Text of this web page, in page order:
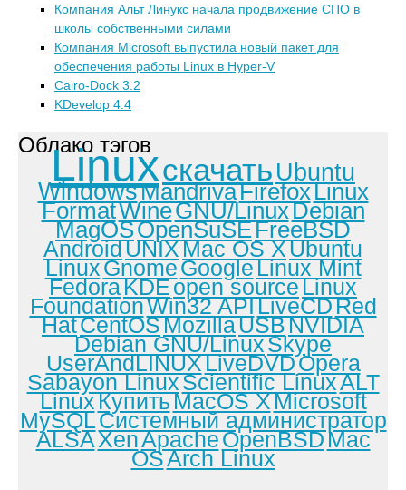
Компания Альт Линукс начала продвижение СПО в
школы собственными силами
Компания Microsoft выпустила новый пакет для
обеспечения работы Linux в Hyper-V
Cairo-Dock 3.2
KDevelop 4.4
Облако тэгов
Linuxскачать Ubuntu
WindowsMandrivaFirefoxLinux
FormatWineGNU/LinuxDebian
MagOSOpenSuSEFreeBSD
AndroidUNIXMac OS XUbuntu
LinuxGnomeGoogleLinux Mint
FedoraKDEopen sourceLinux
FoundationWin32 APILiveCDRed
HatCentOSMozillaUSBNVIDIA
Debian GNU/LinuxSkype
UserAndLINUXLiveDVDOpera
Sabayon LinuxScientific LinuxALT
LinuxКупитьMacOS XMicrosoft
MySQLСистемный администратор
ALSAXenApacheOpenBSDMac
OSArch Linux